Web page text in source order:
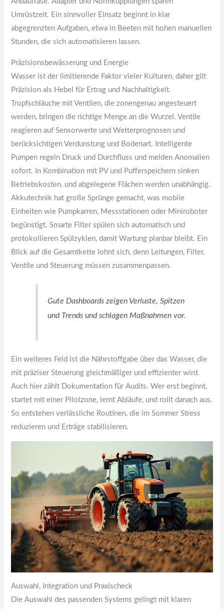
Umrüstzeit. Ein sinnvoller Einsatz beginnt in klar
abgegrenzten Aufgaben, etwa in Beeten mit hohen manuellen
Stunden, die sich automatisieren lassen.
Präzisionsbewässerung und Energie
Wasser ist der limitierende Faktor vieler Kulturen, daher gilt
Präzision als Hebel für Ertrag und Nachhaltigkeit.
Tropfschläuche mit Ventilen, die zonengenau angesteuert
werden, bringen die richtige Menge an die Wurzel. Ventile
reagieren auf Sensorwerte und Wetterprognosen und
berücksichtigen Verdunstung und Bodenart. Intelligente
Pumpen regeln Druck und Durchfluss und melden Anomalien
sofort. In Kombination mit PV und Pufferspeichern sinken
Betriebskosten, und abgelegene Flächen werden unabhängig.
Akkutechnik hat große Sprünge gemacht, was mobile
Einheiten wie Pumpkarren, Messstationen oder Miniroboter
begünstigt. Smarte Filter spülen sich automatisch und
protokollieren Spülzyklen, damit Wartung planbar bleibt. Ein
Blick auf die Gesamtkette lohnt sich, denn Leitungen, Filter,
Ventile und Steuerung müssen zusammenpassen.
Gute Dashboards zeigen Verluste, Spitzen
und Trends und schlagen Maßnahmen vor.
Ein weiteres Feld ist die Nährstoffgabe über das Wasser, die
mit präziser Steuerung gleichmäßiger und effizienter wird.
Auch hier zählt Dokumentation für Audits. Wer erst beginnt,
startet mit einer Pilotzone, lernt Abläufe, und rollt danach aus.
So entstehen verlässliche Routinen, die im Sommer Stress
reduzieren und Erträge stabilisieren.
Auswahl, Integration und Praxischeck
Die Auswahl des passenden Systems gelingt mit klaren